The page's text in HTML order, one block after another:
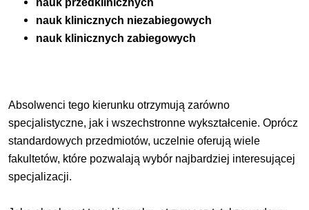
nauk klinicznych niezabiegowych
nauk klinicznych zabiegowych
Absolwenci tego kierunku otrzymują zarówno
specjalistyczne, jak i wszechstronne wykształcenie. Oprócz
standardowych przedmiotów, uczelnie oferują wiele
fakultetów, które pozwalają wybór najbardziej interesującej
specjalizacji.